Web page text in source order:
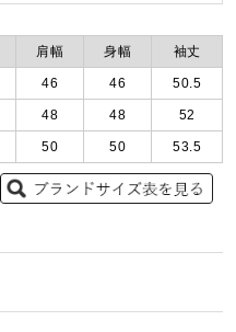
肩幅 身幅 袖丈
46 46 50.5
48 48 52
50 50 53.5